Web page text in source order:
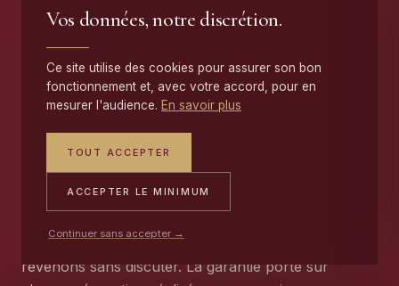
— NOTRE ENGAGEMENT
Une garantie de dix ans
surchaque restauration
retissage se défait ou si une lisière relâche, nous y
revenons sans discuter. La garantie porte sur
Vos données, notre discrétion.
Ce site utilise des cookies pour assurer son bon
fonctionnement et, avec votre accord, pour en
mesurer l'audience. En savoir plus
TOUT ACCEPTER
ACCEPTER LE MINIMUM
Continuer sans accepter →